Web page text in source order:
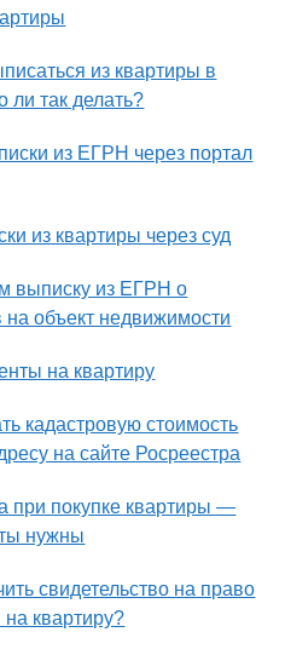
из квартиры в
ли так делать?
из ЕГРН через портал
из квартиры через суд
выписку из ЕГРН о
на объект недвижимости
на квартиру
кадастровую стоимость
на сайте Росреестра
при покупке квартиры —
нужны
свидетельство на право
на квартиру?